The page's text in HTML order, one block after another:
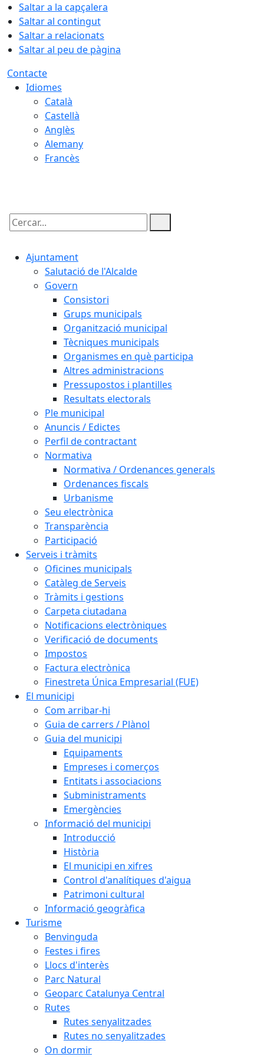
Saltar a la capçalera
Saltar al contingut
Saltar a relacionats
Saltar al peu de pàgina
Contacte
Idiomes
Català
Castellà
Anglès
Alemany
Francès
Cercar:
Ajuntament
Salutació de l'Alcalde
Govern
Consistori
Grups municipals
Organització municipal
Tècniques municipals
Organismes en què participa
Altres administracions
Pressupostos i plantilles
Resultats electorals
Ple municipal
Anuncis / Edictes
Perfil de contractant
Normativa
Normativa / Ordenances generals
Ordenances fiscals
Urbanisme
Seu electrònica
Transparència
Participació
Serveis i tràmits
Oficines municipals
Catàleg de Serveis
Tràmits i gestions
Carpeta ciutadana
Notificacions electròniques
Verificació de documents
Impostos
Factura electrònica
Finestreta Única Empresarial (FUE)
El municipi
Com arribar-hi
Guia de carrers / Plànol
Guia del municipi
Equipaments
Empreses i comerços
Entitats i associacions
Subministraments
Emergències
Informació del municipi
Introducció
Història
El municipi en xifres
Control d'analítiques d'aigua
Patrimoni cultural
Informació geogràfica
Turisme
Benvinguda
Festes i fires
Llocs d'interès
Parc Natural
Geoparc Catalunya Central
Rutes
Rutes senyalitzades
Rutes no senyalitzades
On dormir